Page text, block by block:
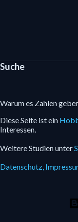
Suche
Warum es Zahlen
Diese Seite ist ein
Interessen.
Weitere Studien unter
Datenschutz,